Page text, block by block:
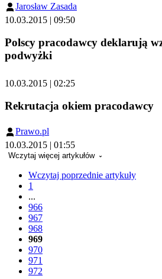
Jarosław Zasada
10.03.2015 | 09:50
Polscy pracodawcy deklarują
podwyżki
10.03.2015 | 02:25
Rekrutacja okiem pracodawcy
Prawo.pl
10.03.2015 | 01:55
Wczytaj więcej artykułów
Wczytaj poprzednie artykuły
1
...
966
967
968
969
970
971
972